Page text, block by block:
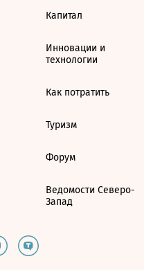
Капитал
Инновации и
технологии
Как потратить
Туризм
Форум
Ведомости Северо-
Запад